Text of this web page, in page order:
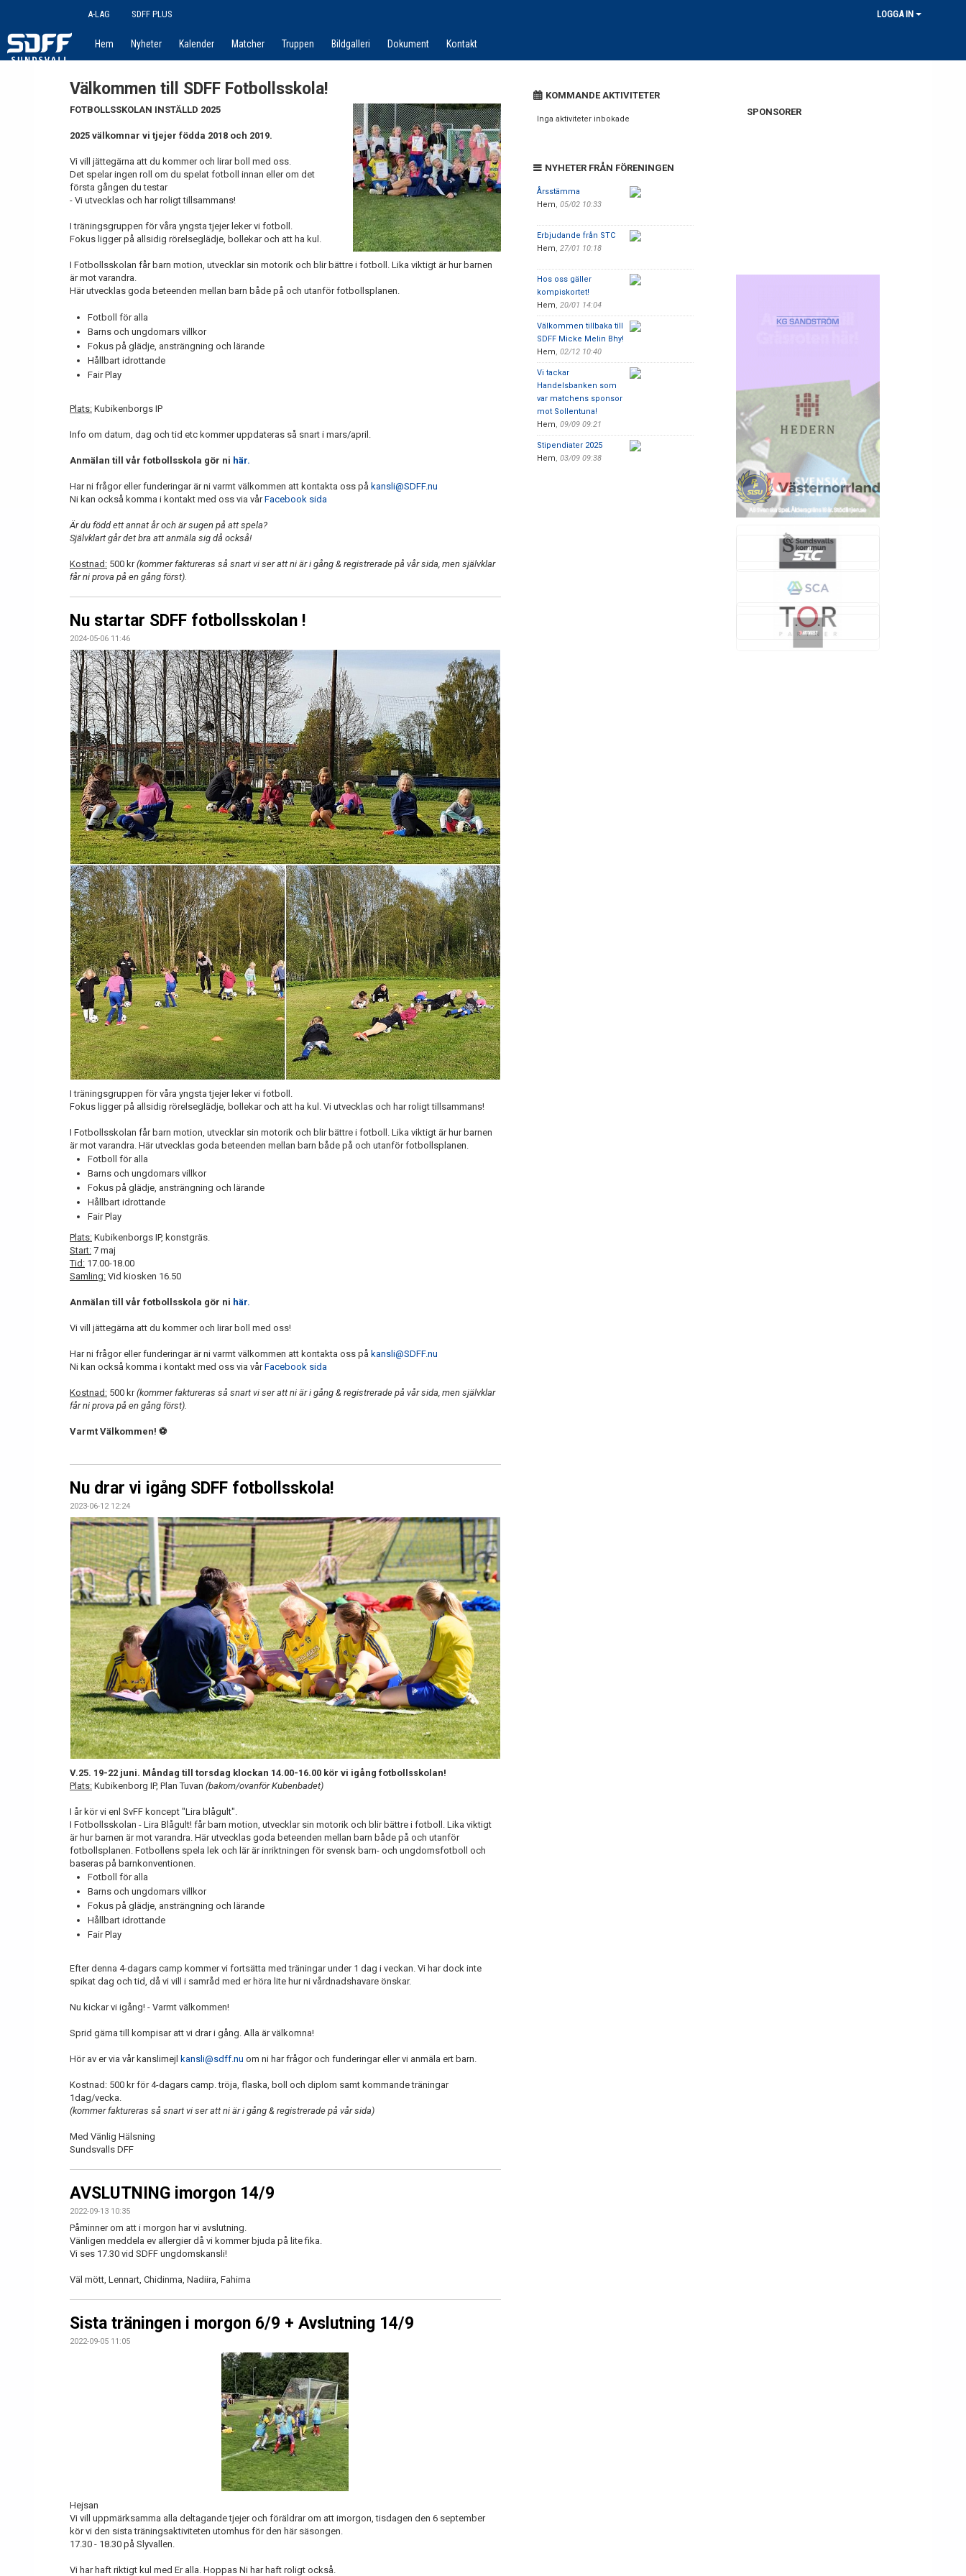
A-LAG SDFF PLUS LOGGA IN
Hem Nyheter Kalender Matcher Truppen Bildgalleri Dokument Kontakt
Välkommen till SDFF Fotbollsskola!
FOTBOLLSSKOLAN INSTÄLLD 2025
2025 välkomnar vi tjejer födda 2018 och 2019.
Vi vill jättegärna att du kommer och lirar boll med oss.
Det spelar ingen roll om du spelat fotboll innan eller om det
första gången du testar
- Vi utvecklas och har roligt tillsammans!
I träningsgruppen för våra yngsta tjejer leker vi fotboll.
Fokus ligger på allsidig rörelseglädje, bollekar och att ha kul.
I Fotbollsskolan får barn motion, utvecklar sin motorik och blir bättre i fotboll. Lika viktigt är hur barnen
är mot varandra.
Här utvecklas goda beteenden mellan barn både på och utanför fotbollsplanen.
Fotboll för alla
Barns och ungdomars villkor
Fokus på glädje, ansträngning och lärande
Hållbart idrottande
Fair Play
Plats: Kubikenborgs IP
Info om datum, dag och tid etc kommer uppdateras så snart i mars/april.
Anmälan till vår fotbollsskola gör ni här.
Har ni frågor eller funderingar är ni varmt välkommen att kontakta oss på kansli@SDFF.nu
Ni kan också komma i kontakt med oss via vårFacebook sida
Är du född ett annat år och är sugen på att spela?
Självklart går det bra att anmäla sig då också!
Kostnad: 500 kr(kommer faktureras så snart vi ser att ni är i gång & registrerade på vår sida, men självklar
får ni prova på en gång först).
Nu startar SDFF fotbollsskolan !
2024-05-06 11:46
I träningsgruppen för våra yngsta tjejer leker vi fotboll.
Fokus ligger på allsidig rörelseglädje, bollekar och att ha kul. Vi utvecklas och har roligt tillsammans!
I Fotbollsskolan får barn motion, utvecklar sin motorik och blir bättre i fotboll. Lika viktigt är hur barnen
är mot varandra. Här utvecklas goda beteenden mellan barn både på och utanför fotbollsplanen.
Fotboll för alla
Barns och ungdomars villkor
Fokus på glädje, ansträngning och lärande
Hållbart idrottande
Fair Play
Plats: Kubikenborgs IP, konstgräs.
Start: 7 maj
Tid: 17.00-18.00
Samling: Vid kiosken 16.50
Anmälan till vår fotbollsskola gör ni här.
Vi vill jättegärna att du kommer och lirar boll med oss!
Har ni frågor eller funderingar är ni varmt välkommen att kontakta oss på kansli@SDFF.nu
Ni kan också komma i kontakt med oss via vårFacebook sida
Kostnad: 500 kr(kommer faktureras så snart vi ser att ni är i gång & registrerade på vår sida, men självklar
får ni prova på en gång först).
Varmt Välkommen! ⚽
Nu drar vi igång SDFF fotbollsskola!
2023-06-12 12:24
V.25. 19-22 juni. Måndag till torsdag klockan 14.00-16.00 kör vi igång fotbollsskolan!
Plats: Kubikenborg IP, Plan Tuvan (bakom/ovanför Kubenbadet)
I år kör vi enl SvFF koncept "Lira blågult".
I Fotbollsskolan - Lira Blågult! får barn motion, utvecklar sin motorik och blir bättre i fotboll. Lika viktigt
är hur barnen är mot varandra. Här utvecklas goda beteenden mellan barn både på och utanför
fotbollsplanen. Fotbollens spela lek och lär är inriktningen för svensk barn- och ungdomsfotboll och
baseras på barnkonventionen.
Fotboll för alla
Barns och ungdomars villkor
Fokus på glädje, ansträngning och lärande
Hållbart idrottande
Fair Play
Efter denna 4-dagars camp kommer vi fortsätta med träningar under 1 dag i veckan. Vi har dock inte
spikat dag och tid, då vi vill i samråd med er höra lite hur ni vårdnadshavare önskar.
Nu kickar vi igång! - Varmt välkommen!
Sprid gärna till kompisar att vi drar i gång. Alla är välkomna!
Hör av er via vår kanslimejl kansli@sdff.nu om ni har frågor och funderingar eller vi anmäla ert barn.
Kostnad: 500 kr för 4-dagars camp. tröja, flaska, boll och diplom samt kommande träningar
1dag/vecka.
(kommer faktureras så snart vi ser att ni är i gång & registrerade på vår sida)
Med Vänlig Hälsning
Sundsvalls DFF
AVSLUTNING imorgon 14/9
2022-09-13 10:35
Påminner om att i morgon har vi avslutning.
Vänligen meddela ev allergier då vi kommer bjuda på lite fika.
Vi ses 17.30 vid SDFF ungdomskansli!
Väl mött, Lennart, Chidinma, Nadiira, Fahima
Sista träningen i morgon 6/9 + Avslutning 14/9
2022-09-05 11:05
Hejsan
Vi vill uppmärksamma alla deltagande tjejer och föräldrar om att imorgon, tisdagen den 6 september
kör vi den sista träningsaktiviteten utomhus för den här säsongen.
17.30 - 18.30 på Slyvallen.
Vi har haft riktigt kul med Er alla. Hoppas Ni har haft roligt också.
KOMMANDE AKTIVITETER
Inga aktiviteter inbokade
NYHETER FRÅN FÖRENINGEN
Årsstämma
Hem, 05/02 10:33
Erbjudande från STC
Hem, 27/01 10:18
Hos oss gäller
kompiskortet!
Hem, 20/01 14:04
Välkommen tillbaka till
SDFF Micke Melin Bhy!
Hem, 02/12 10:40
Vi tackar
Handelsbanken som
var matchens sponsor
mot Sollentuna!
Hem, 09/09 09:21
Stipendiater 2025
Hem, 03/09 09:38
SPONSORER